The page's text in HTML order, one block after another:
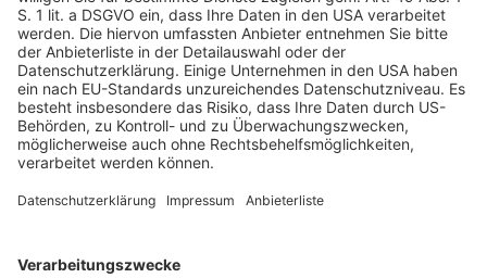
Autor:
Dr. Jens
Ambrock ist
Referatsleiter
beim
Hamburgischen
Beauftragten
für Datenschutz
Informationsfreiheit